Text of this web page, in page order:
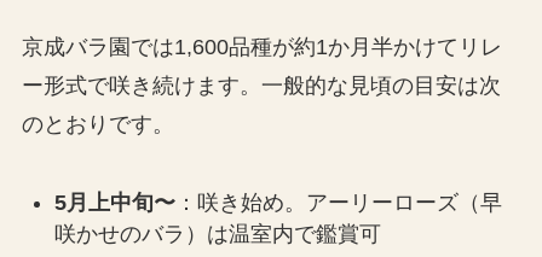
京成バラ園では1,600品種が約1か月半かけてリレ
ー形式で咲き続けます。一般的な見頃の目安は次
のとおりです。
5月上中旬〜：咲き始め。アーリーローズ（早
咲かせのバラ）は温室内で鑑賞可